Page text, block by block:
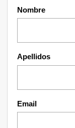
Nombre
Apellidos
Email